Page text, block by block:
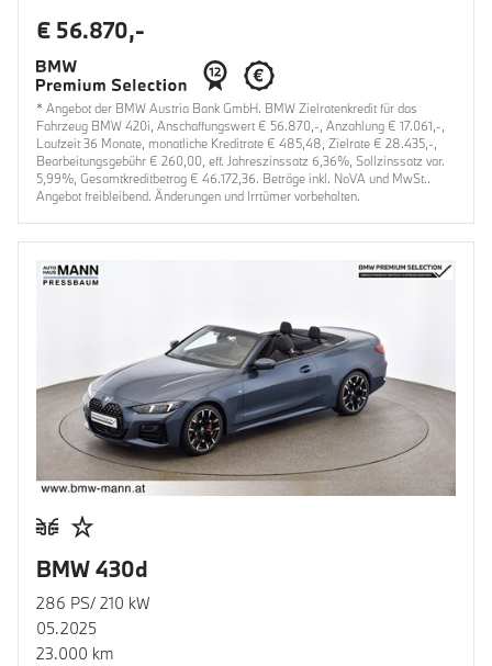
€ 56.870,-
* Angebot der BMW Austria Bank GmbH. BMW Zielratenkredit für das
Fahrzeug BMW 420i, Anschaffungswert € 56.870,-, Anzahlung € 17.061,-,
Laufzeit 36 Monate, monatliche Kreditrate € 485,48, Zielrate € 28.435,-,
Bearbeitungsgebühr € 260,00, eff. Jahreszinssatz 6,36%, Sollzinssatz var.
5,99%, Gesamtkreditbetrag € 46.172,36. Beträge inkl. NoVA und MwSt..
Angebot freibleibend. Änderungen und Irrtümer vorbehalten.
BMW 430d
286 PS/ 210 kW
05.2025
23.000 km